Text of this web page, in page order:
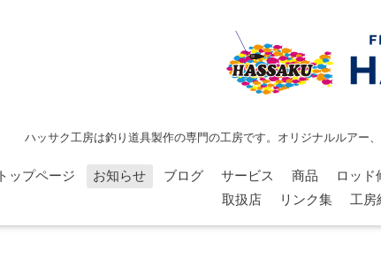
ハッサク工房は釣り道具製作の専門の工房です。オリジナルルアー
トップページ お知らせ ブログ サービス 商品 ロッド
取扱店
リンク集 工房